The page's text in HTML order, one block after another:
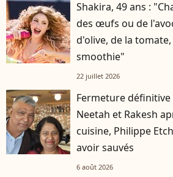
Shakira, 49 ans :
des œufs ou de
d'olive, de la
smoothie"
22 juillet 2026
Fermeture
Neetah et Rakesh
cuisine, Philippe
avoir sauvés
6 août 2026